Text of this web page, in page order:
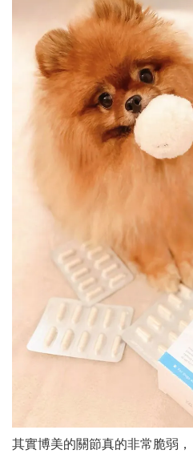
其實博美的關節真的非常脆弱，